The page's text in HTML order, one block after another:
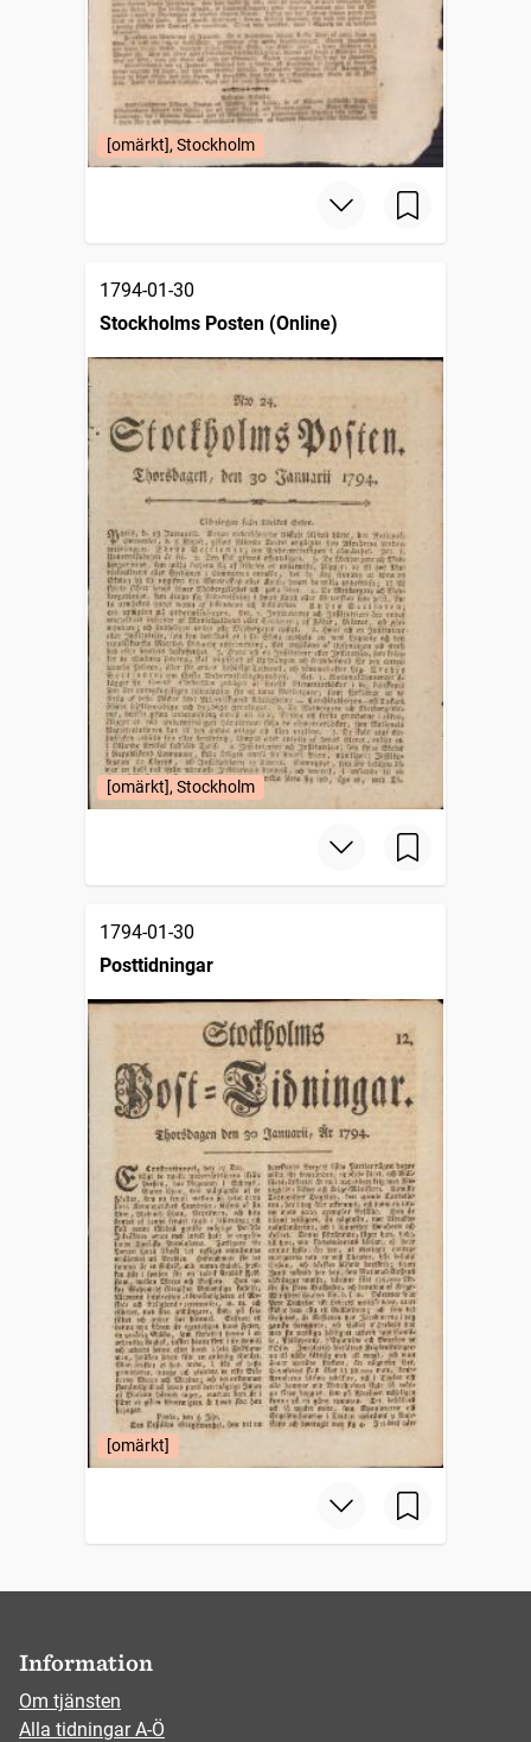
[omärkt], Stockholm
1794-01-30
Stockholms Posten (Online)
[omärkt], Stockholm
1794-01-30
Posttidningar
[omärkt]
Information
Om tjänsten
Alla tidningar A-Ö